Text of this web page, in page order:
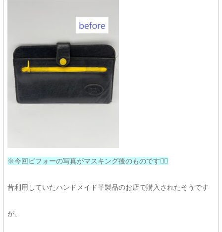
※今回ビフォーの写真がマスキング後のものです🙇‍♀️
昔利用していたハンドメイド革製品のお店で購入されたそうです
が、